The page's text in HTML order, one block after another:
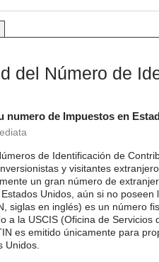
del Número de
numero de Impuestos en
de Identificación de
y visitantes
un gran número de
Unidos, aún si no
siglas en inglés) es un número
a la USCIS (Oficina de
es emitido únicamente para
Unidos.